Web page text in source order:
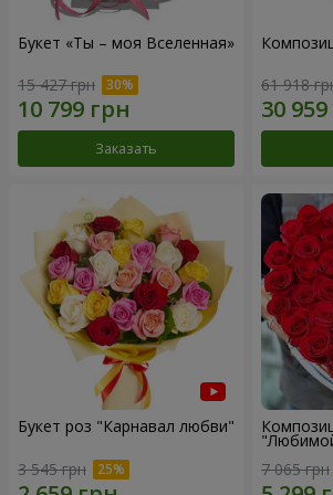
Букет «Ты – моя Вселенная»
15 427 грн
Заказать
61 918
Букет роз "Карнавал любви"
3 545 грн
7 065 грн